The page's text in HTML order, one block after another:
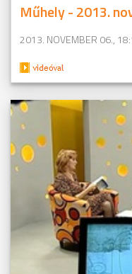
Műhely - 2013.
2013. NOVEMBER 06.,